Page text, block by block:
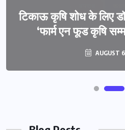
टिकाऊ कृषि शोध के लिए
‘फार्म एन फूड कृषि
AUGUST